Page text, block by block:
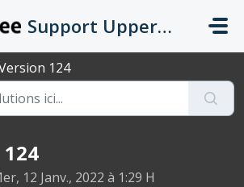
principal
Support UpperBee
124
12 Janv., 2022 à 1:29 H